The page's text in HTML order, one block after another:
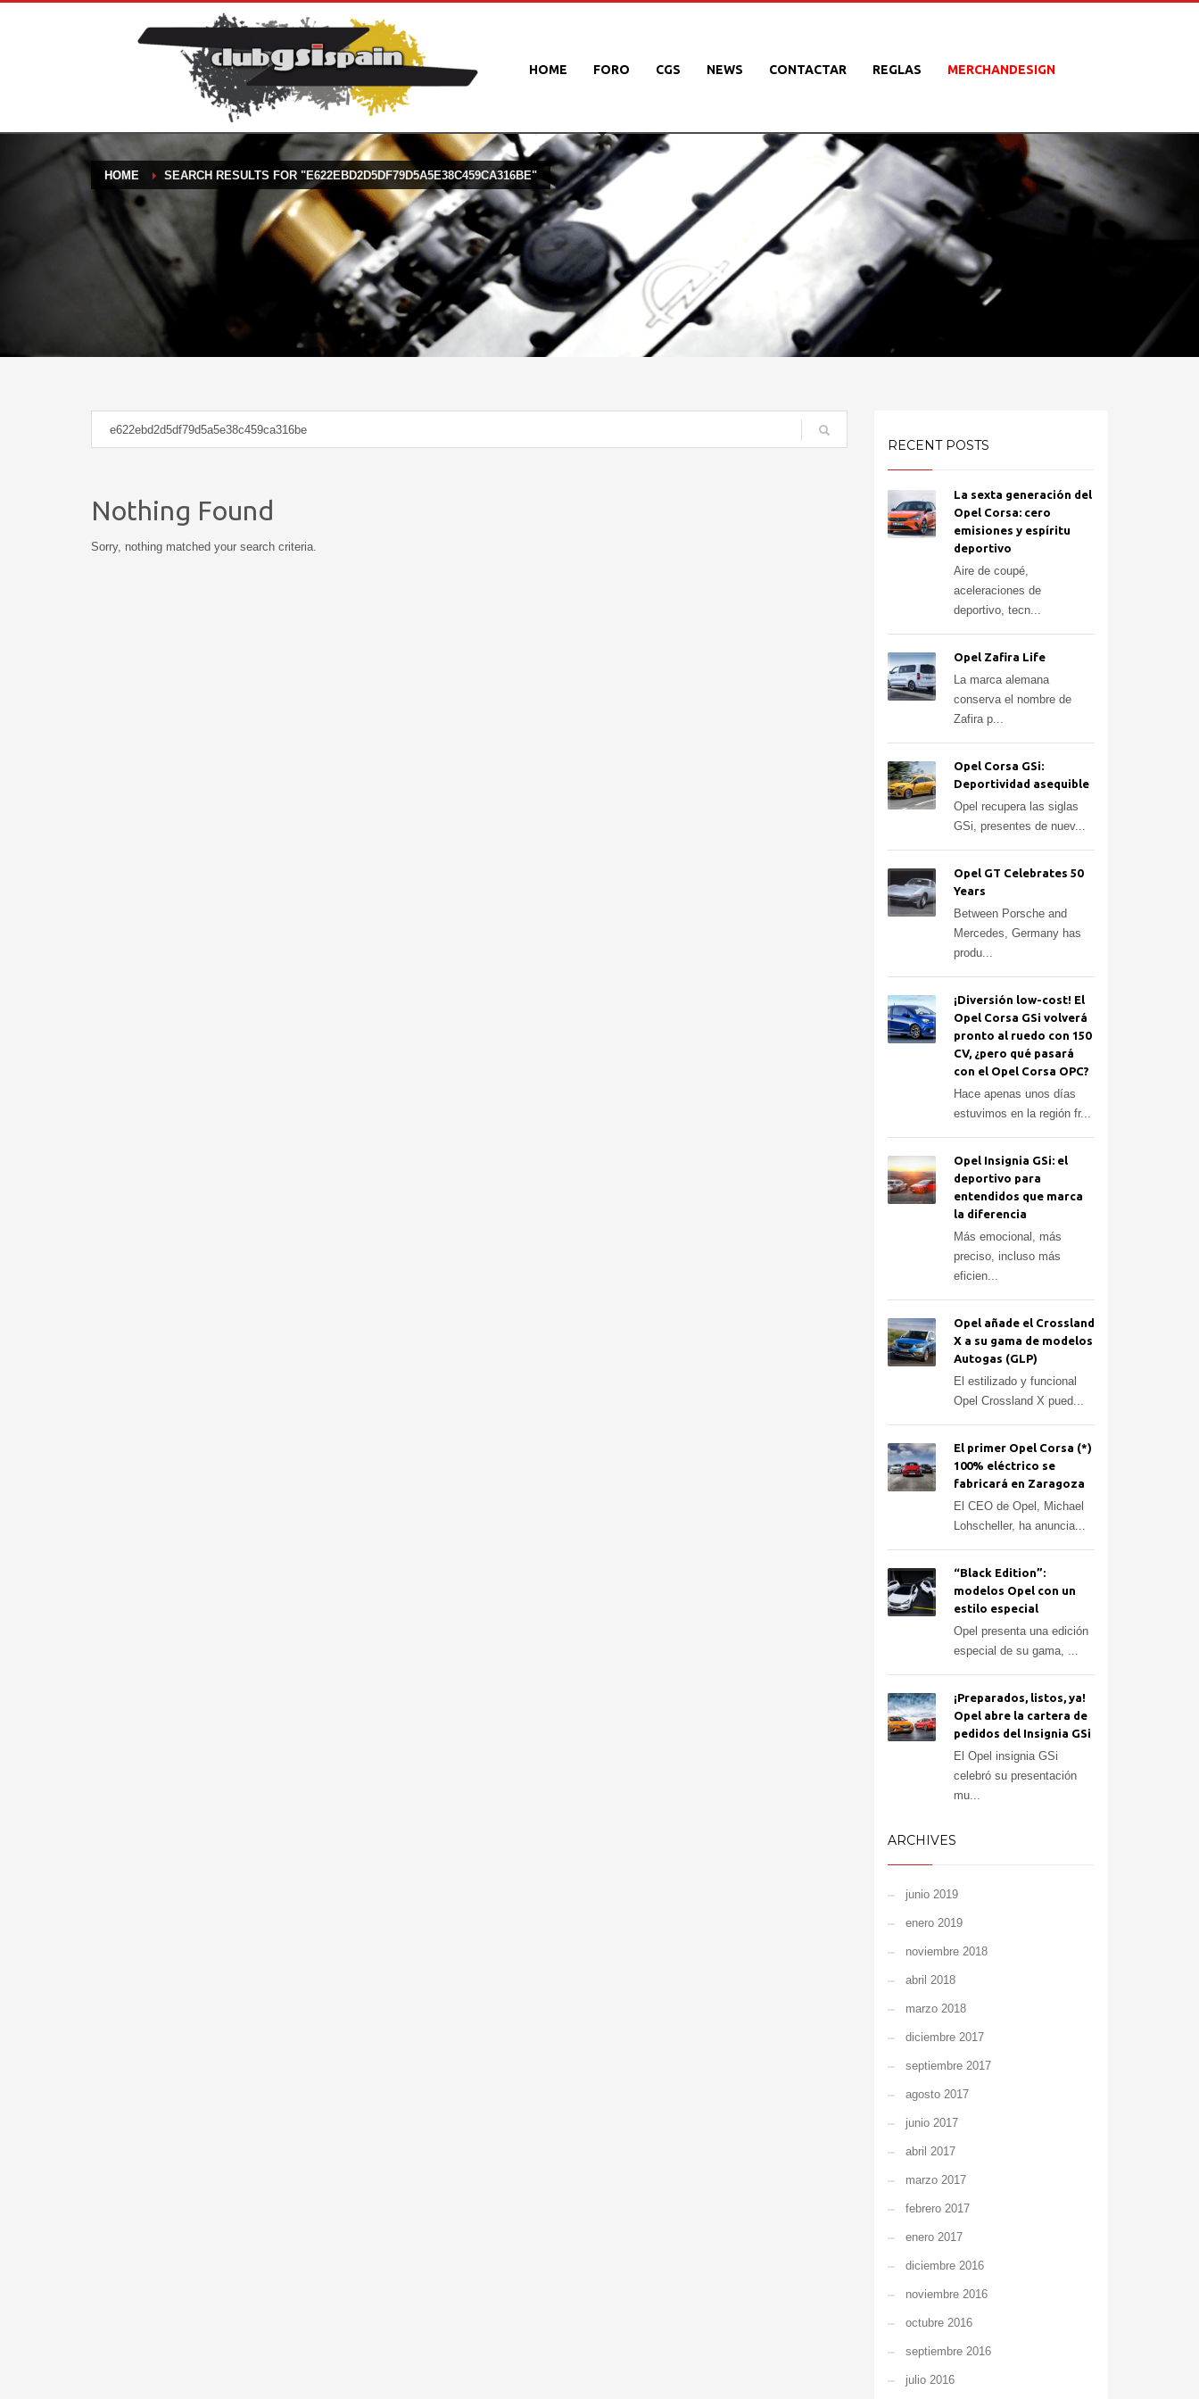
HOME FORO CGS NEWS CONTACTAR REGLAS MERCHANDESIGN
HOME SEARCH RESULTS FOR "E622EBD2D5DF79D5A5E38C459CA316BE"
Nothing Found
Sorry, nothing matched your search criteria.
RECENT POSTS
La sexta generación del
Opel Corsa: cero
emisiones y espíritu
deportivo
Aire de coupé,
aceleraciones de
deportivo, tecn...
Opel Zafira Life
La marca alemana
conserva el nombre de
Zafira p...
Opel Corsa GSi:
Deportividad asequible
Opel recupera las siglas
GSi, presentes de nuev...
Opel GT Celebrates 50
Years
Between Porsche and
Mercedes, Germany has
produ...
¡Diversión low-cost! El
Opel Corsa GSi volverá
pronto al ruedo con 150
CV, ¿pero qué pasará
con el Opel Corsa OPC?
Hace apenas unos días
estuvimos en la región fr...
Opel Insignia GSi: el
deportivo para
entendidos que marca
la diferencia
Más emocional, más
preciso, incluso más
eficien...
Opel añade el Crossland
X a su gama de modelos
Autogas (GLP)
El estilizado y funcional
Opel Crossland X pued...
El primer Opel Corsa (*)
100% eléctrico se
fabricará en Zaragoza
El CEO de Opel, Michael
Lohscheller, ha anuncia...
“Black Edition”:
modelos Opel con un
estilo especial
Opel presenta una edición
especial de su gama, ...
¡Preparados, listos, ya!
Opel abre la cartera de
pedidos del Insignia GSi
El Opel insignia GSi
celebró su presentación
mu...
ARCHIVES
junio 2019
enero 2019
noviembre 2018
abril 2018
marzo 2018
diciembre 2017
septiembre 2017
agosto 2017
junio 2017
abril 2017
marzo 2017
febrero 2017
enero 2017
diciembre 2016
noviembre 2016
octubre 2016
septiembre 2016
julio 2016